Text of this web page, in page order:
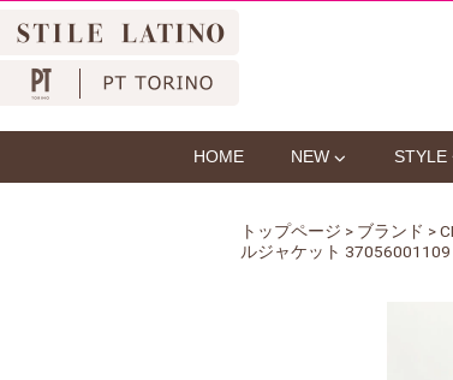
HOME NEW STYLE
トップページ > ブランド >
ルジャケット 37056001109